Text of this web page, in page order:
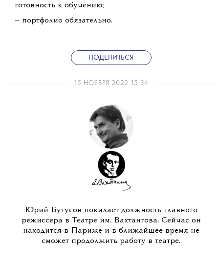
готовность к обучению;
— портфолио обязательно.
ПОДЕЛИТЬСЯ
15 НОЯБРЯ 2022 15:34
Юрий Бутусов покидает должность главного
режиссера в Театре им. Вахтангова. Сейчас он
находится в Париже и в ближайшее время не
сможет продолжить работу в театре.